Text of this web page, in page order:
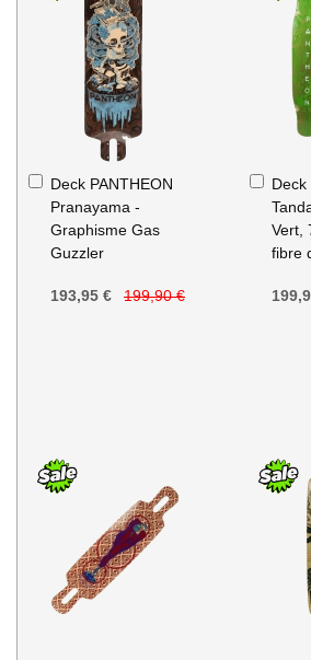
Deck PANTHEON
Pranayama -
Graphisme Gas
Guzzler
193,95 € 199,90 €
Ajouter
au
panier
Deck
Vert,
fibre
au
panier